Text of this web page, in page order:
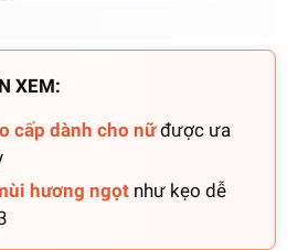
XEM:
cấp dành cho nữđược ưa
hương ngọt như kẹo dễ